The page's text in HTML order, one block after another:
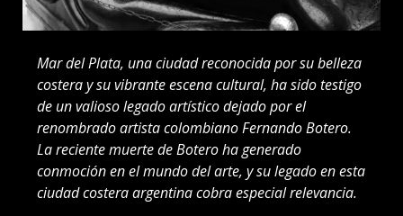
Mar del Plata, una ciudad reconocida por su belleza
costera y su vibrante escena cultural, ha sido testigo
de un valioso legado artístico dejado por el
renombrado artista colombiano Fernando Botero.
La reciente muerte de Botero ha generado
conmoción en el mundo del arte, y su legado en esta
ciudad costera argentina cobra especial relevancia.